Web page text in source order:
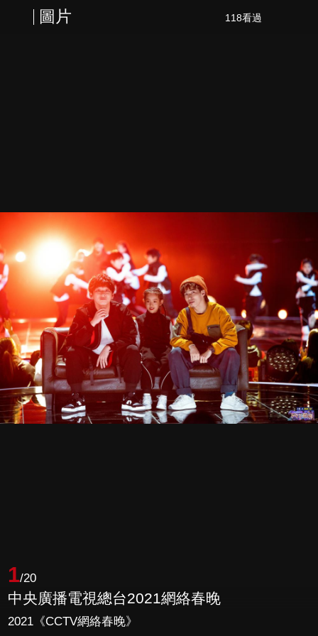
圖片 118看過
1/20
中央廣播電視總台2021網絡春晚
2021《CCTV網絡春晚》